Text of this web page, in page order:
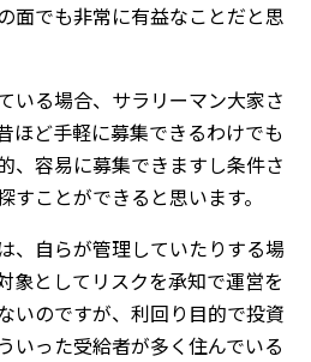
面でも非常に有益なことだと思
いる場合、サラリーマン大家さ
ほど手軽に募集できるわけでも
、容易に募集できますし条件さ
ことができると思います。
、自らが管理していたりする場
象としてリスクを承知で運営を
いのですが、利回り目的で投資
いった受給者が多く住んでいる